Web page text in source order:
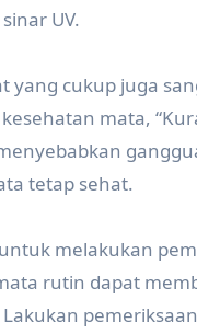
UV.
yang cukup juga
mata,
tetap sehat.
melakukan
rutin dapat
Lakukan